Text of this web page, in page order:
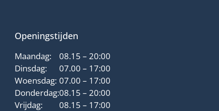
Openingstijden
08.15 – 20:00
07.00 – 17:00
07.00 – 17:00
08.15 – 20:00
08.15 – 17:00
Maandag:
Dinsdag:
Woensdag:
Donderdag:
Vrijdag: